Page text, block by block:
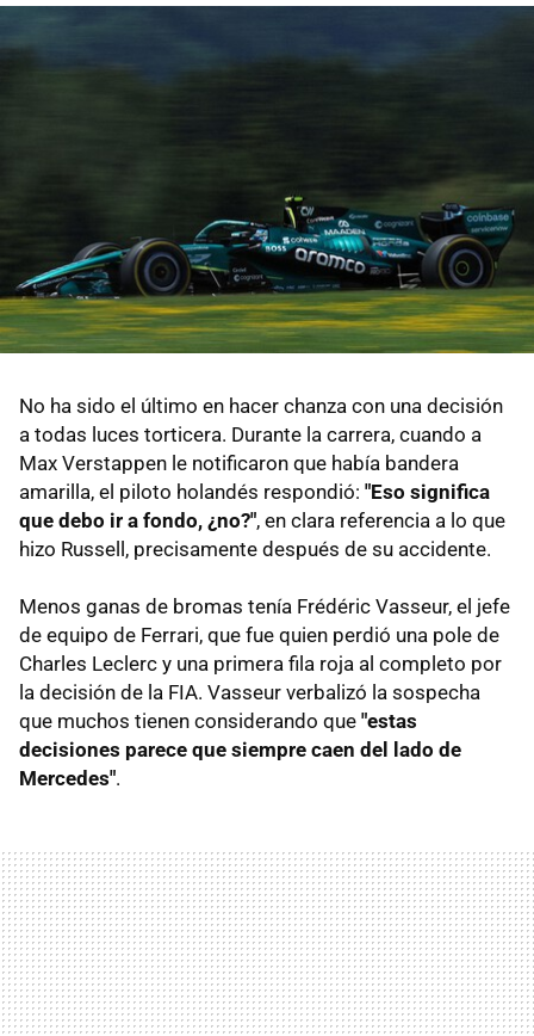
No ha sido el último en hacer chanza con una decisión
a todas luces torticera. Durante la carrera, cuando a
Max Verstappen le notificaron que había bandera
amarilla, el piloto holandés respondió: "Eso significa
que debo ir a fondo, ¿no?", en clara referencia a lo que
hizo Russell, precisamente después de su accidente.
Menos ganas de bromas tenía Frédéric Vasseur, el jefe
de equipo de Ferrari, que fue quien perdió una pole de
Charles Leclerc y una primera fila roja al completo por
la decisión de la FIA. Vasseur verbalizó la sospecha
que muchos tienen considerando que "estas
decisiones parece que siempre caen del lado de
Mercedes".